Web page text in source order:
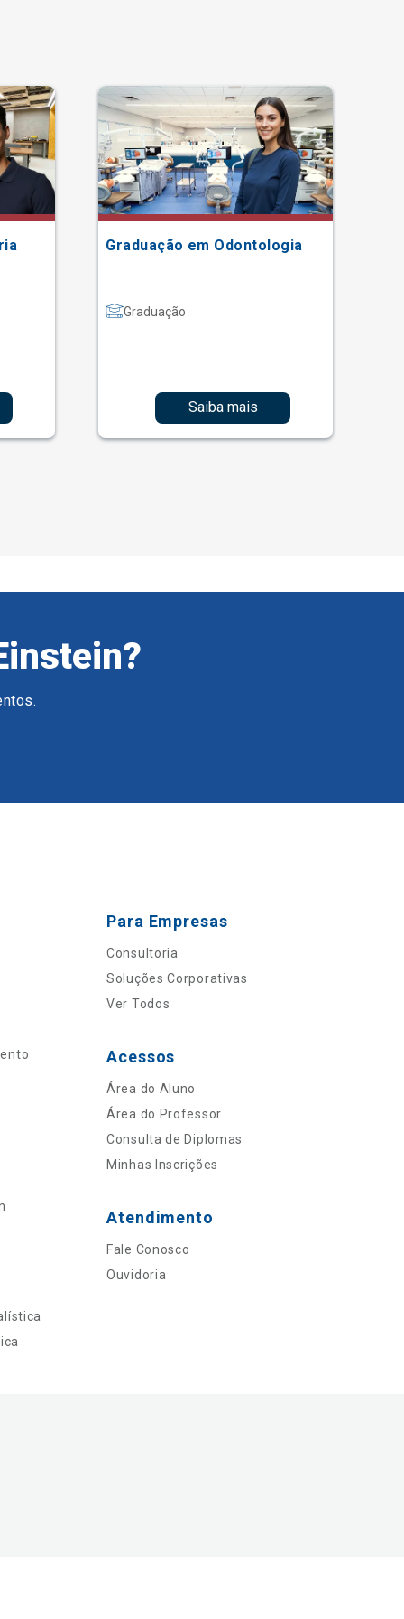
Graduação em Odontologia
Graduação
Saiba mais
Para Empresas
Consultoria
Soluções Corporativas
Ver Todos
Acessos
Área do Aluno
Área do Professor
Consulta de Diplomas
Minhas Inscrições
Atendimento
Fale Conosco
Ouvidoria